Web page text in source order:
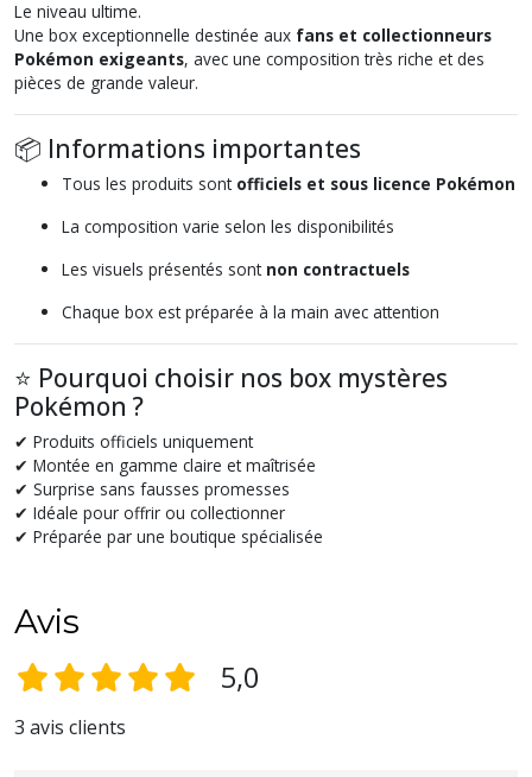
Le niveau ultime.
Une box exceptionnelle destinée aux fans et collectionneurs
Pokémon exigeants, avec une composition très riche et des
pièces de grande valeur.
📦 Informations importantes
Tous les produits sont officiels et sous licence Pokémon
La composition varie selon les disponibilités
Les visuels présentés sont non contractuels
Chaque box est préparée à la main avec attention
⭐ Pourquoi choisir nos box mystères
Pokémon ?
✔ Produits officiels uniquement
✔ Montée en gamme claire et maîtrisée
✔ Surprise sans fausses promesses
✔ Idéale pour offrir ou collectionner
✔ Préparée par une boutique spécialisée
Avis
5,0
3 avis clients